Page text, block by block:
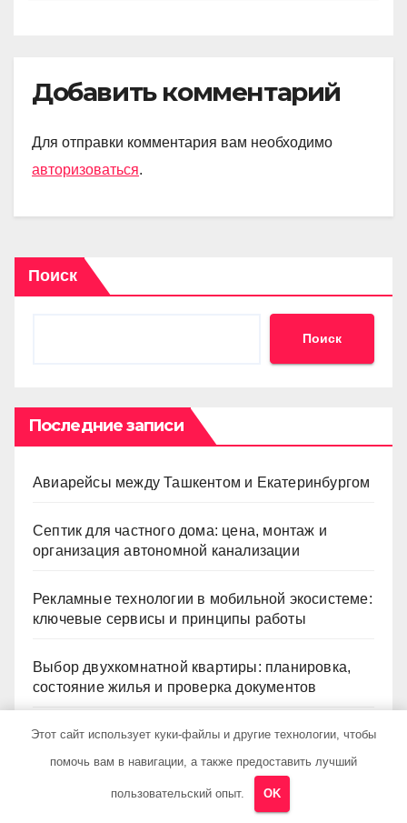
Добавить комментарий
Для отправки комментария вам необходимо
авторизоваться.
Поиск
Поиск
Последние записи
Авиарейсы между Ташкентом и Екатеринбургом
Септик для частного дома: цена, монтаж и
организация автономной канализации
Рекламные технологии в мобильной экосистеме:
ключевые сервисы и принципы работы
Выбор двухкомнатной квартиры: планировка,
состояние жилья и проверка документов
Готовые римские шторы: размеры, ткани и
Этот сайт использует куки-файлы и другие технологии, чтобы
помочь вам в навигации, а также предоставить лучший
пользовательский опыт. OK